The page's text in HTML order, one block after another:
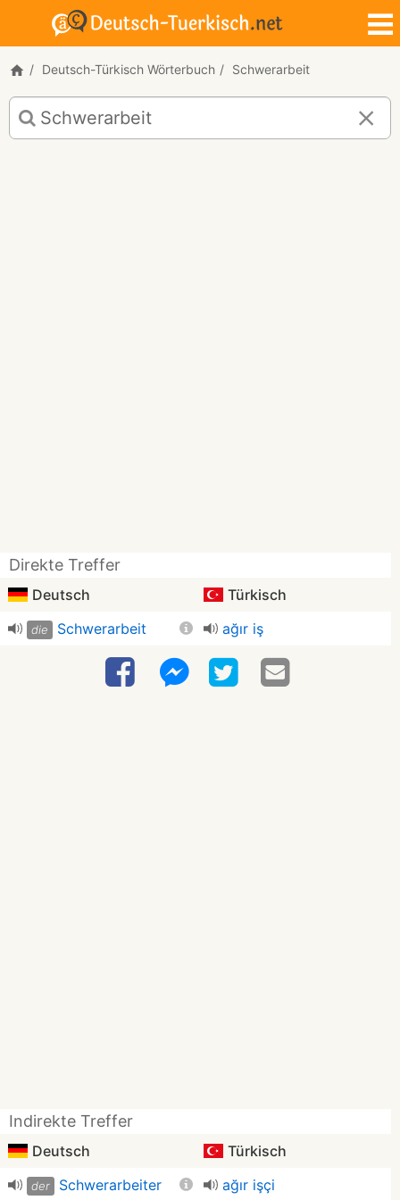
Deutsch-Türkisch Wörterbuch Schwerarbeit
Deutsch-
Türkisch
Übersetzung
Direkte Treffer
Deutsch Türkisch
die Schwerarbeit ağır iş
Indirekte Treffer
Deutsch Türkisch
der Schwerarbeiter ağır işçi